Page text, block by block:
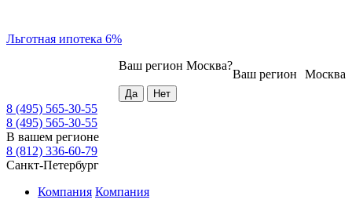
Льготная ипотека 6%
Москва
Ваш регион
Ваш регион Москва?
8 (495) 565-30-55
8 (495) 565-30-55
В вашем регионе
8 (812) 336-60-79
Санкт-Петербург
Компания Компания